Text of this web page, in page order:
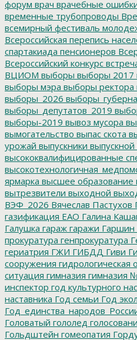
форум врач врачебные
временные трубопроводы
всемирный фестиваль
Всероссийская перепись
спартакиада пенсионеров
Всероссийский конкурс
ВЦИОМ выборы выборы 2017
выборы мэра выборы ректора
выборы_2026
выборы_депутатов_2019
выборы-2019 вывоз мусора
вымогательство выпас скота
урожай выпускники выпускной
высококвалифицированные
ярмарка высшее образование
вытрезвители выходной
ВЭФ_2026 Вячеслав Пастухов
газификация ЕАО Галина
Галушка гараж гаражи Гаршин
прокуратура генпрокуратура
гериатрия ГЖИ ГИБДД Гиви
сооружения гидрологическая
ситуация гимназия гимназия
инспектор год культурного
наставника Год семьи Год
Головатый гололед
Гольдштейн гомеопатия